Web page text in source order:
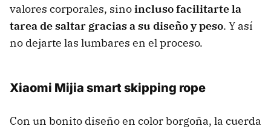
valores corporales, sinoincluso facilitarte la
tarea de saltar gracias a su diseño y peso. Y así
no dejarte las lumbares en el proceso.
Xiaomi Mijia smart skipping rope
Con un bonito diseño en color borgoña, la cuerda